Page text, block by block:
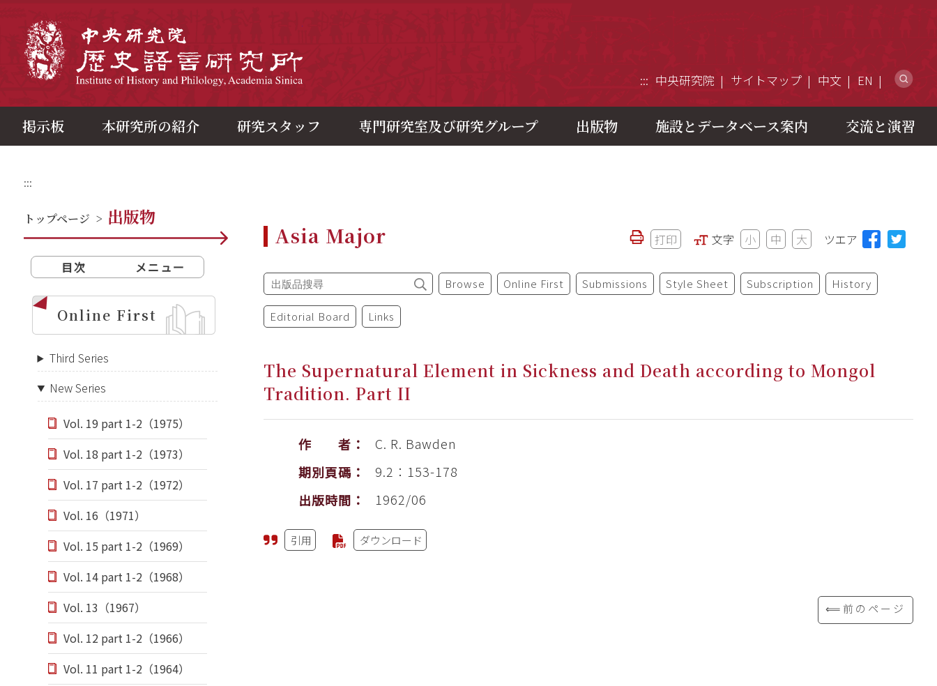
::: 中央研究院 サイトマップ 中文 EN
掲示板 本研究所の紹介 研究スタッフ 専門研究室及び研究グループ 出版物 施設とデータベース案内 交流と演習
:::
トップページ > 出版物
目次 メニュー
Online First
Third Series
New Series
Vol. 19 part 1-2（1975）
Vol. 18 part 1-2（1973）
Vol. 17 part 1-2（1972）
Vol. 16（1971）
Vol. 15 part 1-2（1969）
Vol. 14 part 1-2（1968）
Vol. 13（1967）
Vol. 12 part 1-2（1966）
Vol. 11 part 1-2（1964）
Asia Major 打印 文字 小 中 大 ツエア
Browse Online First Submissions Style Sheet Subscription History
Editorial Board Links
The Supernatural Element in Sickness and Death according to Mongol
Tradition. Part II
作 者：
C. R. Bawden
期別頁碼：
9.2：153-178
出版時間：
1962/06
引用 ダウンロード
⟸前のページ